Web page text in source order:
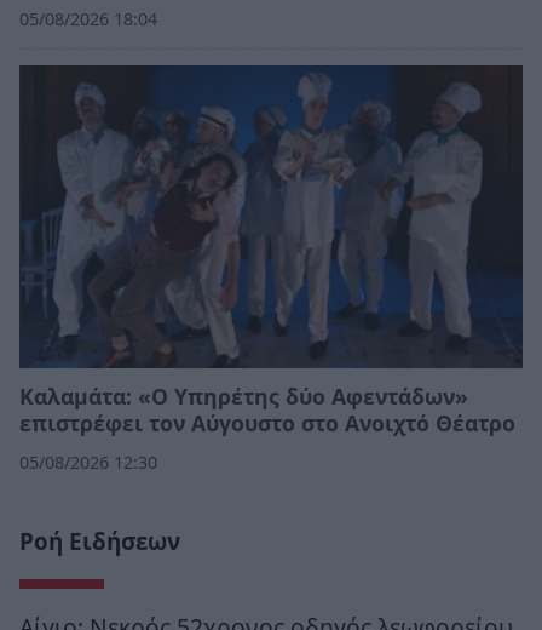
05/08/2026 18:04
Καλαμάτα: «Ο Υπηρέτης δύο Αφεντάδων»
επιστρέφει τον Αύγουστο στο Ανοιχτό Θέατρο
05/08/2026 12:30
Ροή Ειδήσεων